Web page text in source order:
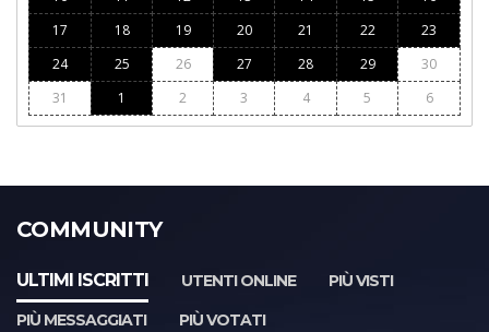
17
18 19 20 21 22
23
24
25 26 27 28 29
30
31
1 2 3 4 5 6
COMMUNITY
ULTIMI ISCRITTI UTENTI ONLINE
PIÙ VISTI
PIÙ MESSAGGIATI
PIÙ VOTATI